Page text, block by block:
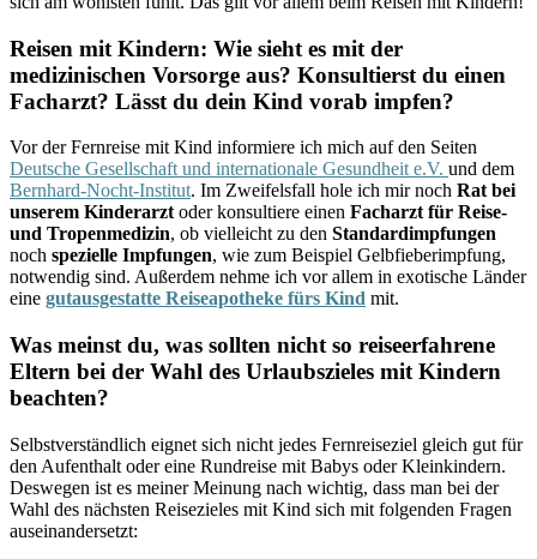
Reisen mit Kindern: Wie sieht es mit der
medizinischen Vorsorge aus? Konsultierst du einen
Facharzt? Lässt du dein Kind vorab impfen?
Vor der Fernreise mit Kind informiere ich mich auf den Seiten
Deutsche Gesellschaft und internationale Gesundheit e.V. und dem
Bernhard-Nocht-Institut. Im Zweifelsfall hole ich mir noch Rat bei
unserem Kinderarztoder konsultiere einen Facharzt für Reise-
und Tropenmedizin, ob vielleicht zu den Standardimpfungen
noch spezielle Impfungen, wie zum Beispiel Gelbfieberimpfung,
notwendig sind. Außerdem nehme ich vor allem in exotische Länder
eine gutausgestatte Reiseapotheke fürs Kind mit.
Was meinst du, was sollten nicht so reiseerfahrene
Eltern bei der Wahl des Urlaubszieles mit Kindern
beachten?
Selbstverständlich eignet sich nicht jedes Fernreiseziel gleich gut für
den Aufenthalt oder eine Rundreise mit Babys oder Kleinkindern.
Deswegen ist es meiner Meinung nach wichtig, dass man bei der
Wahl des nächsten Reisezieles mit Kind sich mit folgenden Fragen
auseinandersetzt: